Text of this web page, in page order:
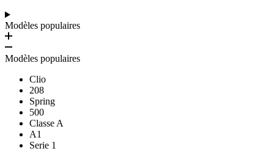
Modèles populaires
Modèles populaires
Clio
208
Spring
500
Classe A
A1
Serie 1